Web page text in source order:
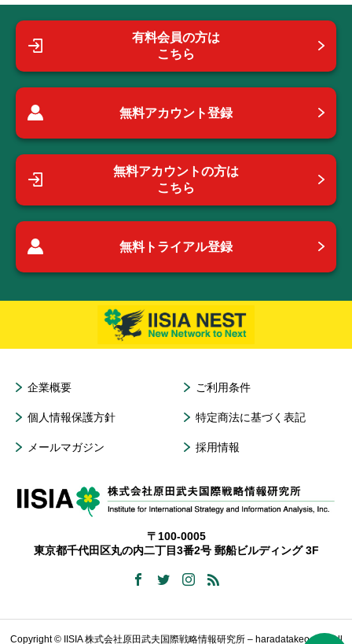
有料会員の方は
こちら
無料アカウント登録
無料アカウントの方は
こちら
無料トライアル登録
企業概要 ご利用条件
個人情報保護方針 特定商法に基づく表記
メールマガジン 採用情報
〒100-0005
東京都千代田区丸の内二丁目3番2号 郵船ビルディング 3F
Copyright © IISIA 株式会社原田武夫国際戦略情報研究所 – haradatakeo.com All